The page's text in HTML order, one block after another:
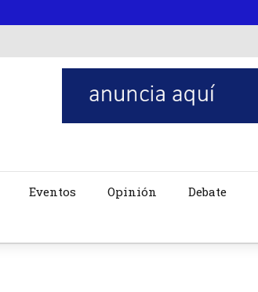
Eventos Opinión Debate